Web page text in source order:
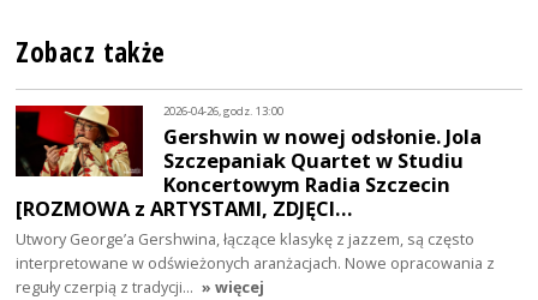
Zobacz także
2026-04-26, godz. 13:00
Gershwin w nowej odsłonie. Jola
Szczepaniak Quartet w Studiu
Koncertowym Radia Szczecin
[ROZMOWA z ARTYSTAMI, ZDJĘCI…
Utwory George’a Gershwina, łączące klasykę z jazzem, są często
interpretowane w odświeżonych aranżacjach. Nowe opracowania z
reguły czerpią z tradycji… » więcej